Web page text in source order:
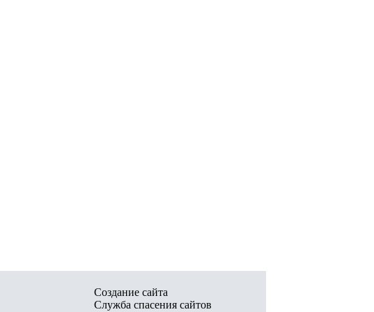
Создание сайта
Служба спасения сайтов